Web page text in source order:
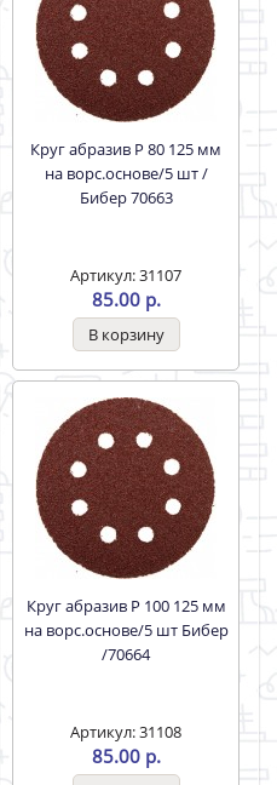
Круг абразив Р 80 125 мм
на ворс.основе/5 шт /
Бибер 70663
Артикул: 31107
85.00 р.
Круг абразив Р 100 125 мм
на ворс.основе/5 шт Бибер
/70664
Артикул: 31108
85.00 р.